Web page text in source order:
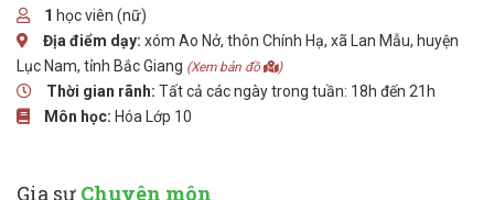
1 học viên (nữ)
Địa điểm dạy: xóm Ao Nở, thôn Chính Hạ, xã Lan Mẫu, huyện
Lục Nam, tỉnh Bắc Giang (Xem bản đồ )
Thời gian rãnh: Tất cả các ngày trong tuần: 18h đến 21h
Môn học: Hóa Lớp 10
Gia sư Chuyên môn